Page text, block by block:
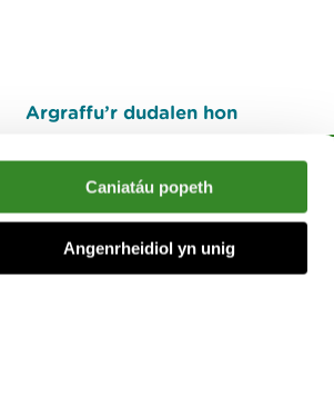
Caniatáu popeth
Angenrheidiol yn unig
Argraffu’r dudalen hon
I fyny